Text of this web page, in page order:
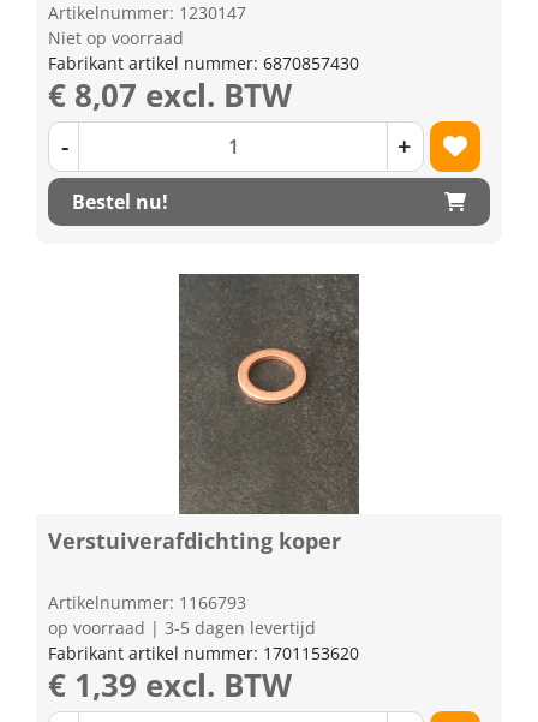
Artikelnummer: 1230147
Niet op voorraad
Fabrikant artikel nummer: 6870857430
€ 8,07 excl. BTW
- +
Bestel nu!
Verstuiverafdichting koper
Artikelnummer: 1166793
op voorraad | 3-5 dagen levertijd
Fabrikant artikel nummer: 1701153620
€ 1,39 excl. BTW